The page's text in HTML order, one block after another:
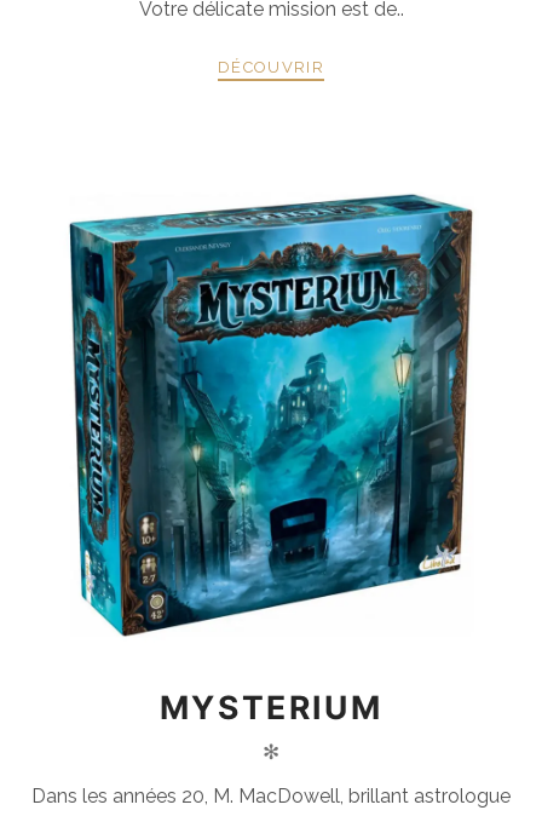
Votre délicate mission est de..
DÉCOUVRIR
MYSTERIUM
✻
Dans les années 20, M. MacDowell, brillant astrologue